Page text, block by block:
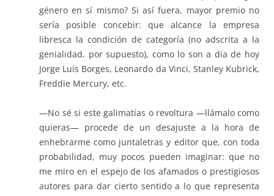
género en sí mismo? Si así fuera, mayor premio no
sería posible concebir: que alcance la empresa
libresca la condición de categoría (no adscrita a la
genialidad, por supuesto), como lo son a día de hoy
Jorge Luis Borges, Leonardo da Vinci, Stanley Kubrick,
Freddie Mercury, etc.
—No sé si este galimatías o revoltura —llámalo como
quieras— procede de un desajuste a la hora de
enhebrarme como juntaletras y editor que, con toda
probabilidad, muy pocos pueden imaginar: que no
me miro en el espejo de los afamados o prestigiosos
autores para dar cierto sentido a lo que representa